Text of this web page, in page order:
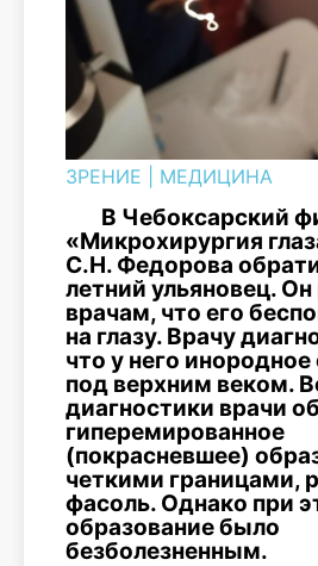
ЗРЕНИЕ МЕДИЦИНА
В Чебоксарский
«Микрохирургия
С.Н. Федорова
летний ульяновец. Он
врачам, что его
на глазу. Врачу
что у него
под верхним веком.
диагностики врачи
гиперемированное
(покрасневшее)
четкими границами,
фасоль. Однако при
образование было
безболезненным.